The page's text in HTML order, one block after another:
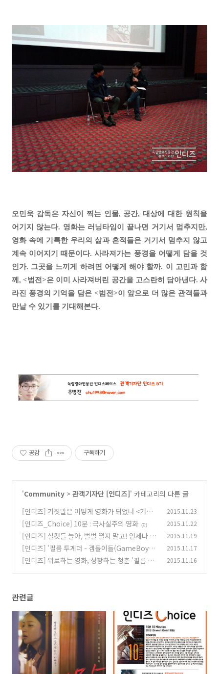
오민욱 감독은 자신이 찍는 인물, 공간, 대상에 대한 원칙을
어기지 않는다. 영화는 러닝타임이 끝나면 거기서 멈추지만,
영화 속에 기록한 우리의 삶과 흔적들은 거기서 멈추지 않고
계속 이어지기 때문이다. 사라져가는 풍경을 어떻게 담을 것
인가. 그곳을 느끼게 하려면 어떻게 해야 할까. 이 고민과 함
께, <범전>은 이미 사라져버린 공간을 고스란히 담아낸다. 사
라진 풍경의 기억을 담은 <범전>이 앞으로 더 많은 관객들과
만날 수 있기를 기대해본다.
공감 구독하기
'Community > 관객기자단 [인디즈]' 카테고리의 다른 글
[인디즈] 거짓말은 어떻게 영화가 되었나 <거짓
말> 인디토크(GV) 기록 (0)
2015.11.23
[인디즈_Choice] 10분 : 극사실주의 영화 (0) 2015.11.22
[인디즈] 실컷들 놀아, 벌벌 떨지 말고! 언제나 유
쾌한 '필름 투게더 - 광화문 시네마' 인디토크(G
V) 기록
(0)
2015.11.19
[인디즈] '필름 투게더 - 겜돌이들(GameBoys)'
인디토크(GV) 기록 (0)
2015.11.17
[인디즈] 위로하는 영화, 성장하는 청춘 '필름 투
2015.11.16
관련글